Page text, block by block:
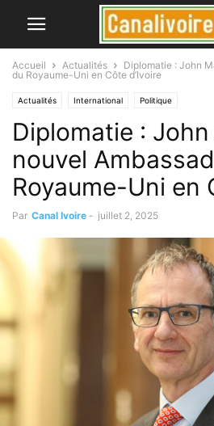
Accueil Actualités
Diplomatie : John
du Royaume-Uni en Côte d’Ivoire
Actualités International Politique
Diplomatie :
nouvel
Royaume-Uni en
Par Canal Ivoire - juillet 2, 2025